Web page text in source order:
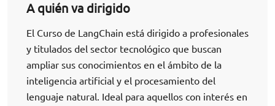
A quién va dirigido
El Curso de LangChain está dirigido a profesionales
y titulados del sector tecnológico que buscan
ampliar sus conocimientos en el ámbito de la
inteligencia artificial y el procesamiento del
lenguaje natural. Ideal para aquellos con interés en